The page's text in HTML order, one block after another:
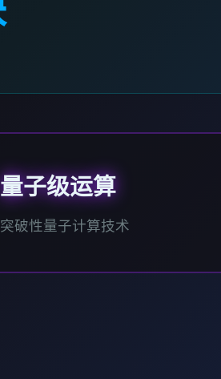
量子级运算
突破性量子计算技术